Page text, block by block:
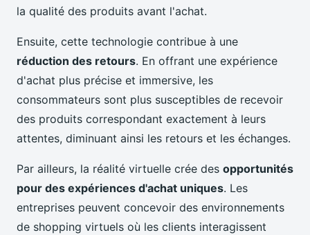
la qualité des produits avant l'achat.
Ensuite, cette technologie contribue à une
réduction des retours. En offrant une expérience
d'achat plus précise et immersive, les
consommateurs sont plus susceptibles de recevoir
des produits correspondant exactement à leurs
attentes, diminuant ainsi les retours et les échanges.
Par ailleurs, la réalité virtuelle crée des opportunités
pour des expériences d'achat uniques. Les
entreprises peuvent concevoir des environnements
de shopping virtuels où les clients interagissent